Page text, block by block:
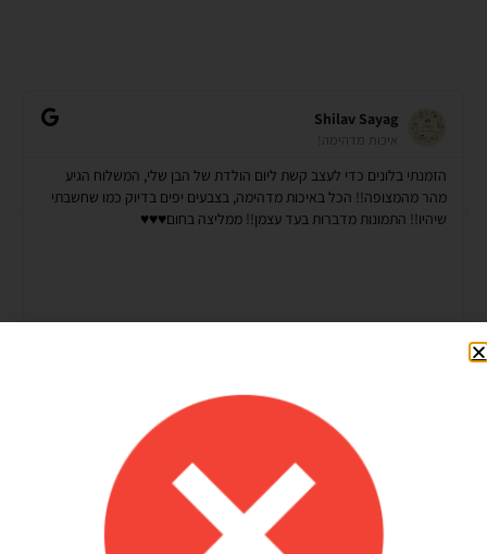
Shilav Sayag
איכות מדהימה!
הזמנתי בלונים כדי לעצב קשת ליום הולדת של הבן שלי, המשלוח הגיע
מהר מהמצופה!! הכל באיכות מדהימה, בצבעים יפים בדיוק כמו שחשבתי
שיהיו!! התמונות מדברות בעד עצמן!! ממליצה בחום♥️♥️♥️